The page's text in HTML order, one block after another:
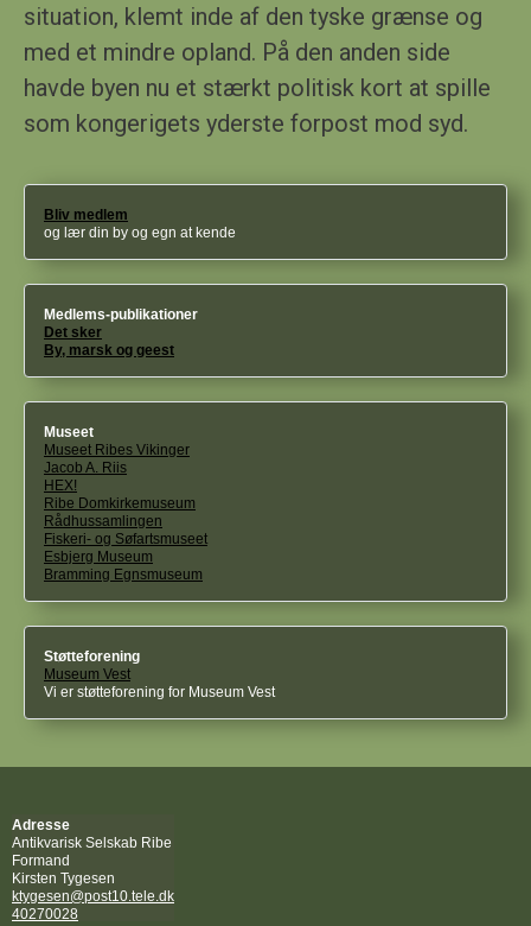
situation, klemt inde af den tyske grænse og
med et mindre opland. På den anden side
havde byen nu et stærkt politisk kort at spille
som kongerigets yderste forpost mod syd.
Bliv medlem
og lær din by og egn at kende
Medlems-publikationer
Det sker
By, marsk og geest
Museet
Museet Ribes Vikinger
Jacob A. Riis
HEX!
Ribe Domkirkemuseum
Rådhussamlingen
Fiskeri- og Søfartsmuseet
Esbjerg Museum
Bramming Egnsmuseum
Støtteforening
Museum Vest
Vi er støtteforening for Museum Vest
Adresse
Antikvarisk Selskab Ribe
Formand
Kirsten Tygesen
ktygesen@post10.tele.dk
40270028